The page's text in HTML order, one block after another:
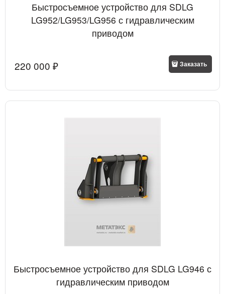
Быстросъемное устройство для SDLG
LG952/LG953/LG956 с гидравлическим
приводом
220 000 ₽ Заказать
Быстросъемное устройство для SDLG LG946 с
гидравлическим приводом